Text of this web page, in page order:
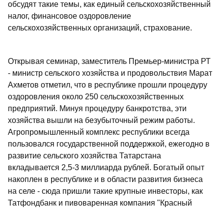
обсудят такие темы, как единый сельскохозяйственный
налог, финансовое оздоровление
сельскохозяйственных организаций, страхование.
Открывая семинар, заместитель Премьер-министра РТ
- министр сельского хозяйства и продовольствия Марат
Ахметов отметил, что в республике прошли процедуру
оздоровления около 250 сельскохозяйственных
предприятий. Минуя процедуру банкротства, эти
хозяйства вышли на безубыточный режим работы.
Агропромышленный комплекс республики всегда
пользовался государственной поддержкой, ежегодно в
развитие сельского хозяйства Татарстана
вкладывается 2,5-3 миллиарда рублей. Богатый опыт
накоплен в республике и в области развития бизнеса
на селе - сюда пришли такие крупные инвесторы, как
Татфондбанк и пивоваренная компания "Красный